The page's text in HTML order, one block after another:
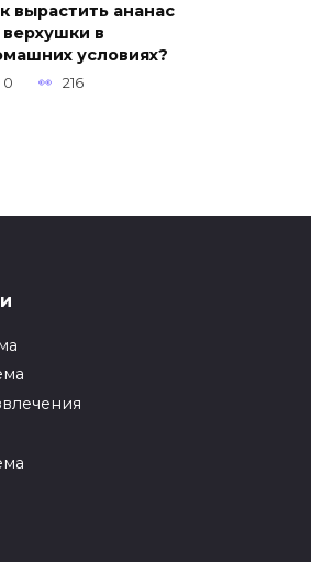
вырастить ананас
верхушки в
условиях?
0 216